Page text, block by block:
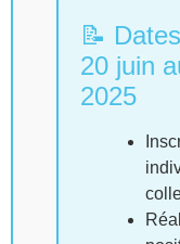
📝
20 juin
2025